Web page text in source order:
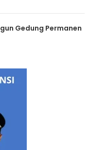
Gedung Permanen